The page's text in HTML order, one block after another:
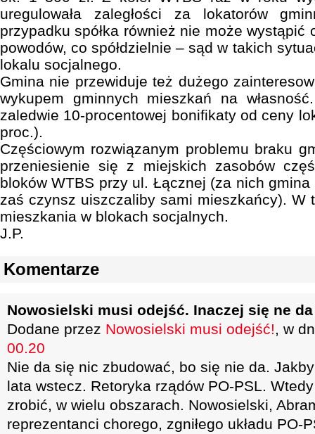
uregulowała zaległości za lokatorów
przypadku spółka również nie może
powodów, co spółdzielnie – sąd w takich
lokalu socjalnego.
Gmina nie przewiduje też dużego
wykupem gminnych mieszkań na
zaledwie 10-procentowej bonifikaty od ceny
proc.).
Częściowym rozwiązanym problemu braku
przeniesienie się z miejskich zasobów
bloków WTBS przy ul. Łącznej (za nich gmina
zaś czynsz uiszczaliby sami mieszkańcy). W
mieszkania w blokach socjalnych.
J.P.
Komentarze
Nowosielski musi odejść. Inaczej się ne da
Dodane przez Nowosielski musi odejść!, w
00.20
Nie da się nic zbudować, bo się nie da.
lata wstecz. Retoryka rządów PO-PSL.
zrobić, w wielu obszarach. Nowosielski,
reprezentanci chorego, zgniłego układu PO-